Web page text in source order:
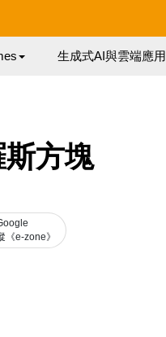
生成式AI與雲端應用
方塊
《e-zone》